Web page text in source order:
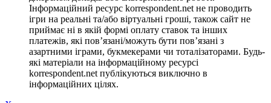
Інформаційний ресурс korrespondent.net не проводить
ігри на реальні та/або віртуальні гроші, також сайт не
приймає ні в якій формі оплату ставок та інших
платежів, які пов’язані/можуть бути пов’язані з
азартними іграми, букмекерами чи тоталізаторами. Будь-
які матеріали на інформаційному ресурсі
korrespondent.net публікуються виключно в
інформаційних цілях.